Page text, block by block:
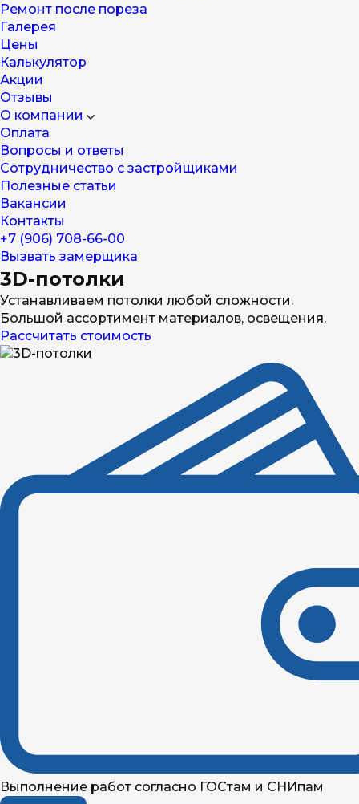
Ремонт после пореза
Галерея
Цены
Калькулятор
Акции
Отзывы
О компании
Оплата
Вопросы и ответы
Сотрудничество с застройщиками
Полезные статьи
Вакансии
Контакты
+7 (906) 708-66-00
Вызвать замерщика
3D-потолки
Устанавливаем потолки любой сложности.
Большой ассортимент материалов, освещения.
Рассчитать стоимость
Выполнение работ согласно ГОСтам и СНИпам